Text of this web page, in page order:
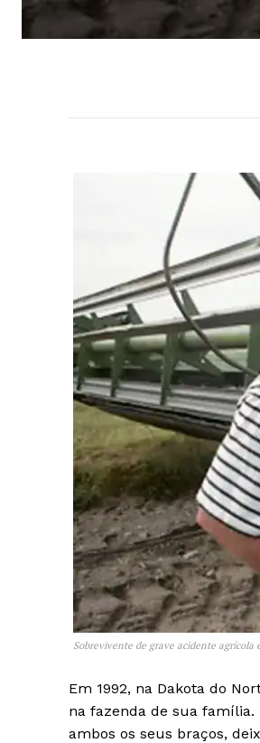
Sobrevivente de grave acidente
Em 1992, na Dakota do
na fazenda de sua
ambos os seus braços,